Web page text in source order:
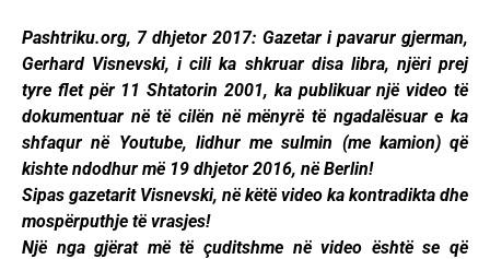
Pashtriku.org, 7 dhjetor 2017: Gazetar i pavarur gjerman,
Gerhard Visnevski, i cili ka shkruar disa libra, njëri prej
tyre flet për 11 Shtatorin 2001, ka publikuar një video të
dokumentuar në të cilën në mënyrë të ngadalësuar e ka
shfaqur në Youtube, lidhur me sulmin (me kamion) që
kishte ndodhur më 19 dhjetor 2016, në Berlin!
Sipas gazetarit Visnevski, në këtë video ka kontradikta dhe
mospërputhje të vrasjes!
Një nga gjërat më të çuditshme në video është se që